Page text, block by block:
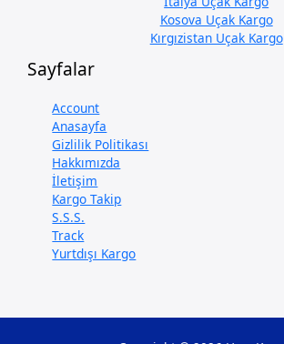
Kosova Uçak Kargo
Kırgızistan Uçak Kargo
Sayfalar
Account
Anasayfa
Gizlilik Politikası
Hakkımızda
İletişim
Kargo Takip
S.S.S.
Track
Yurtdışı Kargo